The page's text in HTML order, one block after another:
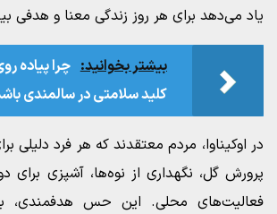
یاد می‌دهد برای هر روز زندگی معنا و هدفی
بیشتر بخوانید: چرا پیاده‌
کلید سلامتی در سالمندی
در اوکیناوا، مردم معتقدند که هر فرد دلیلی
پرورش گل، نگهداری از نوه‌ها، آشپزی برای
فعالیت‌های محلی. این حس هدفمندی،